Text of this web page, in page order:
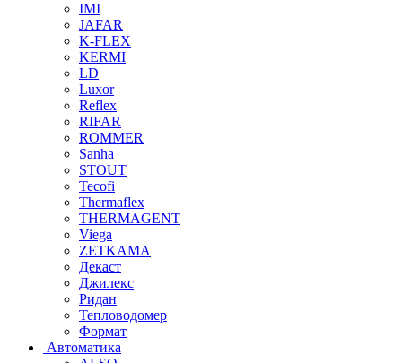
IMI
JAFAR
K-FLEX
KERMI
LD
Luxor
Reflex
RIFAR
ROMMER
Sanha
STOUT
Tecofi
Thermaflex
THERMAGENT
Viega
ZETKAMA
Декаст
Джилекс
Ридан
Тепловодомер
Формат
Автоматика